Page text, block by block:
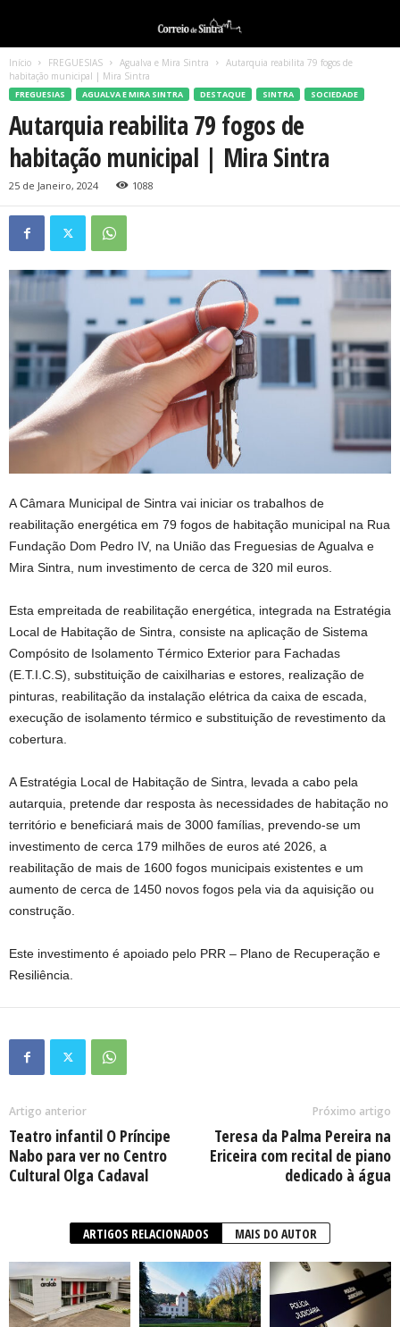
Início FREGUESIAS Agualva e Mira Sintra
Autarquia reabilita 79 fogos de
habitação municipal | Mira Sintra
FREGUESIAS AGUALVA E MIRA SINTRA DESTAQUE SINTRA SOCIEDADE
Autarquia reabilita 79 fogos de
habitação municipal | Mira Sintra
25 de Janeiro, 2024 1088
A Câmara Municipal de Sintra vai iniciar os trabalhos de
reabilitação energética em 79 fogos de habitação municipal na Rua
Fundação Dom Pedro IV, na União das Freguesias de Agualva e
Mira Sintra, num investimento de cerca de 320 mil euros.
Esta empreitada de reabilitação energética, integrada na Estratégia
Local de Habitação de Sintra, consiste na aplicação de Sistema
Compósito de Isolamento Térmico Exterior para Fachadas
(E.T.I.C.S), substituição de caixilharias e estores, realização de
pinturas, reabilitação da instalação elétrica da caixa de escada,
execução de isolamento térmico e substituição de revestimento da
cobertura.
A Estratégia Local de Habitação de Sintra, levada a cabo pela
autarquia, pretende dar resposta às necessidades de habitação no
território e beneficiará mais de 3000 famílias, prevendo-se um
investimento de cerca 179 milhões de euros até 2026, a
reabilitação de mais de 1600 fogos municipais existentes e um
aumento de cerca de 1450 novos fogos pela via da aquisição ou
construção.
Este investimento é apoiado pelo PRR – Plano de Recuperação e
Resiliência.
Artigo anterior
Teatro infantil O Príncipe
Nabo para ver no Centro
Cultural Olga Cadaval
Próximo artigo
Teresa da Palma Pereira na
Ericeira com recital de piano
dedicado à água
ARTIGOS RELACIONADOS MAIS DO AUTOR